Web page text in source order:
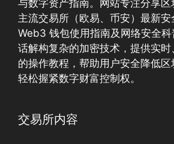
与数字资产指南。网站专注分享区
主流交易所（欧易、币安）最新安
Web3 钱包使用指南及网络安全科
话解构复杂的加密技术，提供实
的操作教程，帮助用户安全降低区
轻松握紧数字财富控制权。
交易所内容